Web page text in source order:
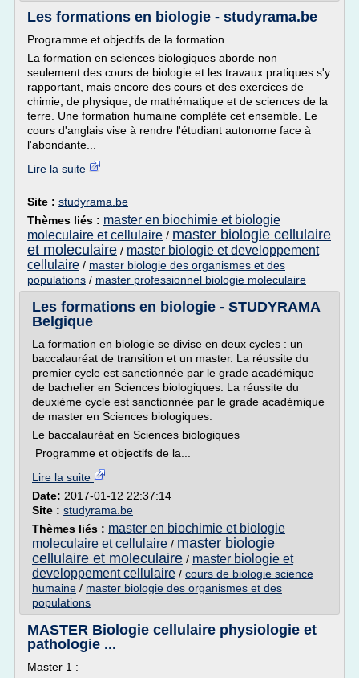
Les formations en biologie - studyrama.be
Programme et objectifs de la formation
La formation en sciences biologiques aborde non
seulement des cours de biologie et les travaux pratiques s'y
rapportant, mais encore des cours et des exercices de
chimie, de physique, de mathématique et de sciences de la
terre. Une formation humaine complète cet ensemble. Le
cours d'anglais vise à rendre l'étudiant autonome face à
l'abondante...
Lire la suite
Site : studyrama.be
Thèmes liés : master en biochimie et biologie
moleculaire et cellulaire / master biologie cellulaire
et moleculaire / master biologie et developpement
cellulaire / master biologie des organismes et des
populations / master professionnel biologie moleculaire
Les formations en biologie - STUDYRAMA
Belgique
La formation en biologie se divise en deux cycles : un
baccalauréat de transition et un master. La réussite du
premier cycle est sanctionnée par le grade académique
de bachelier en Sciences biologiques. La réussite du
deuxième cycle est sanctionnée par le grade académique
de master en Sciences biologiques.
Le baccalauréat en Sciences biologiques
Programme et objectifs de la...
Lire la suite
Date: 2017-01-12 22:37:14
Site : studyrama.be
Thèmes liés : master en biochimie et biologie
moleculaire et cellulaire / master biologie
cellulaire et moleculaire / master biologie et
developpement cellulaire / cours de biologie science
humaine / master biologie des organismes et des
populations
MASTER Biologie cellulaire physiologie et
pathologie ...
Master 1 :